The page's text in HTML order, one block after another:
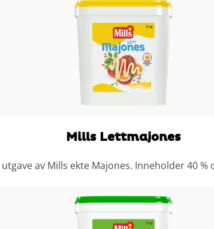
Mills Lettmajones
av Mills ekte Majones. Inneholder 40